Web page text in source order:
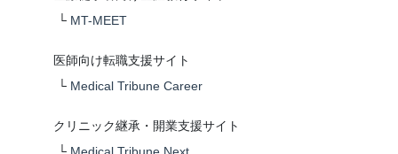
└ MT-MEET
医師向け転職支援サイト
└ Medical Tribune Career
クリニック継承・開業支援サイト